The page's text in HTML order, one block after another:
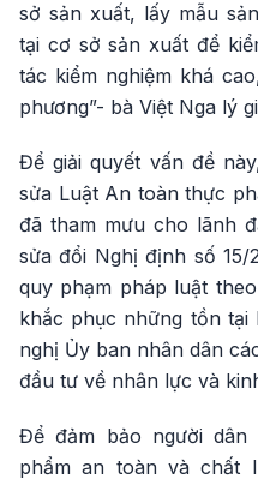
sở sản xuất, lấy mẫu
tại cơ sở sản xuất để
tác kiểm nghiệm khá
phương”- bà Việt Nga lý
Để giải quyết vấn đề
sửa Luật An toàn thực
đã tham mưu cho lãnh
sửa đổi Nghị định số
quy phạm pháp luật
khắc phục những tồn tại
nghị Ủy ban nhân dân
đầu tư về nhân lực và
Để đảm bảo người
phẩm an toàn và chất